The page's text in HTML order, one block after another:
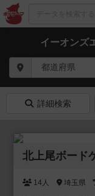
イーオンズ
詳細検索
北上尾ボード
14人 埼玉県